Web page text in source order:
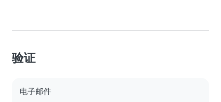
验证
电子邮件